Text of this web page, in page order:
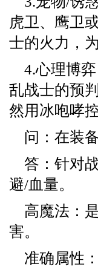
虎卫、鹰卫
士的火力，
4.心理博
乱战士的预
然用冰咆哮
问：在装
答：针对
避/血量。
高魔法：
害。
准确属性